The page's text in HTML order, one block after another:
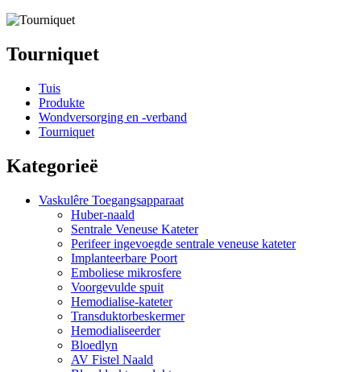
Tourniquet
Tuis
Produkte
Wondversorging en -verband
Tourniquet
Kategorieë
Vaskulêre Toegangsapparaat
Huber-naald
Sentrale Veneuse Kateter
Perifeer ingevoegde sentrale veneuse kateter
Implanteerbare Poort
Emboliese mikrosfere
Voorgevulde spuit
Hemodialise-kateter
Transduktorbeskermer
Hemodialiseerder
Bloedlyn
AV Fistel Naald